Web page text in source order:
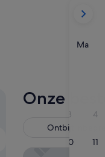
zijn
Ma
3 4
10 11
Onze
Ontbijt